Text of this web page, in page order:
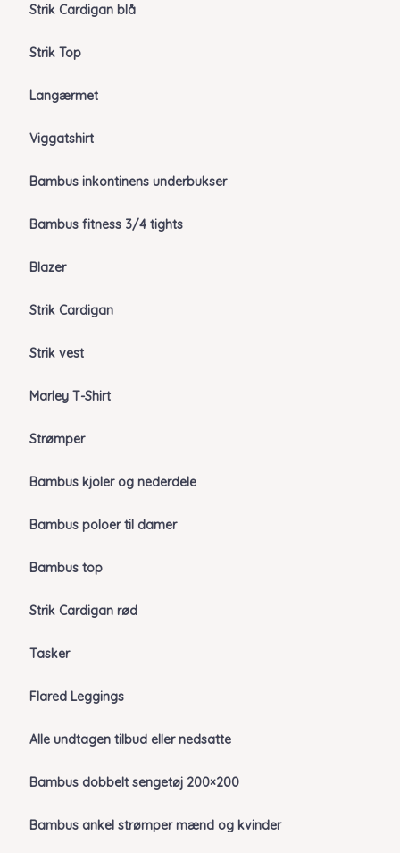
Strik Cardigan blå
Strik Top
Langærmet
Viggatshirt
Bambus inkontinens underbukser
Bambus fitness 3/4 tights
Blazer
Strik Cardigan
Strik vest
Marley T-Shirt
Strømper
Bambus kjoler og nederdele
Bambus poloer til damer
Bambus top
Strik Cardigan rød
Tasker
Flared Leggings
Alle undtagen tilbud eller nedsatte
Bambus dobbelt sengetøj 200×200
Bambus ankel strømper mænd og kvinder